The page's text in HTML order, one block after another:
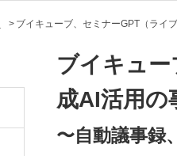
ブイキューブ、セミナーGPT（ライ
ブイキュ
成AI活用の
〜自動議事録